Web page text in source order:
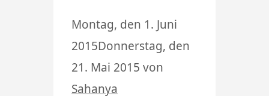
Montag, den 1. Juni
2015Donnerstag, den
21. Mai 2015 von
Sahanya